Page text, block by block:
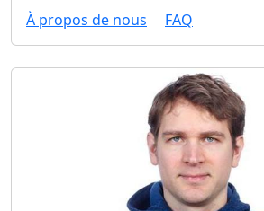
À propos de nous
FAQ